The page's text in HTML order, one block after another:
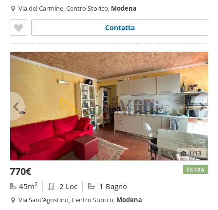
Via del Carmine, Centro Storico, Modena
Contatta
1/13
770€
45m2 2 Loc 1 Bagno
Via Sant'Agostino, Centro Storico, Modena
EXTRA